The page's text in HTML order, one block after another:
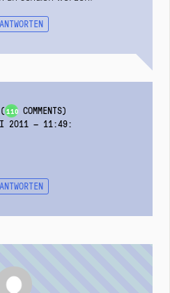
ANTWORTEN
(110 COMMENTS)
2011 — 11:49:
ANTWORTEN